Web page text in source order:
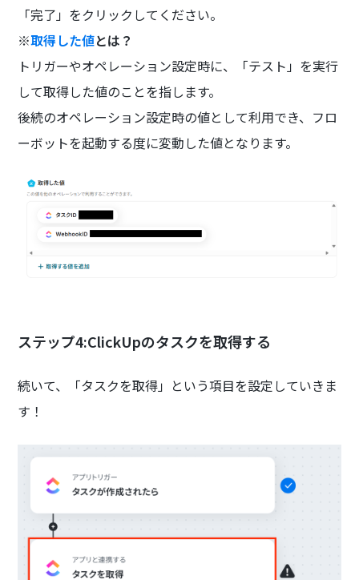
「完了」をクリックしてください。
※取得した値とは？
トリガーやオペレーション設定時に、「テスト」を実行
して取得した値のことを指します。
後続のオペレーション設定時の値として利用でき、フロ
ーボットを起動する度に変動した値となります。
ステップ4:ClickUpのタスクを取得する
続いて、「タスクを取得」という項目を設定していきま
す！